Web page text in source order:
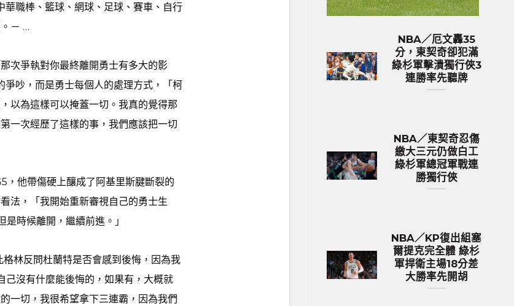
職棒、籃球、網球、足球、賽車、自行
－ …
次爭執對你最終離開勇士有多大的影
吵，而是勇士每個人的處理方式，「柯
以為這樣可以掩蓋一切。我真的覺得那
一次經歷了這樣的事，我們應該把一切
，他帶傷硬上釀成了阿基里斯腱斷裂的
法，「我開始重新審視自己的勇士生
時候離開，繼續前進。」
林反問杜蘭特是否會感到後悔，因為我
己沒有什麼能後悔的，如果有，大概就
一切，我很希望拿下三連霸，因為我們
NBA／厄文轟35
分，東契奇卻犯滿
綠杉軍擊潰獨行俠3
連勝率先聽牌
NBA／東契奇忍傷
繳大三元仍做白工
綠杉軍總冠軍戰連
勝獨行俠
NBA／KP復出組塞
爾提克完全體 綠杉
軍捍衛主場18分差
大勝率先開胡